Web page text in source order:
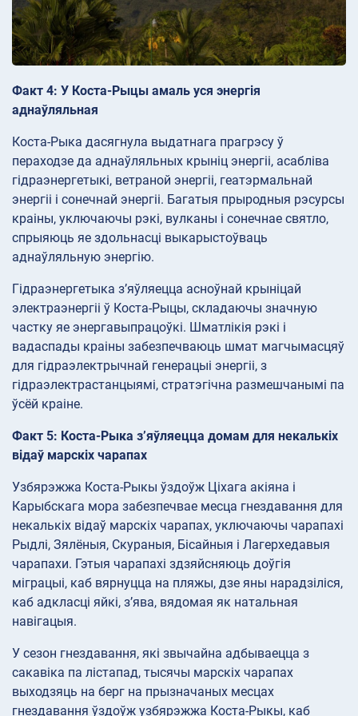
Факт 4: У Коста-Рыцы амаль уся энергія
аднаўляльная
Коста-Рыка дасягнула выдатнага прагрэсу ў
пераходзе да аднаўляльных крыніц энергіі, асабліва
гідраэнергетыкі, ветраной энергіі, геатэрмальнай
энергіі і сонечнай энергіі. Багатыя прыродныя рэсурсы
краіны, уключаючы рэкі, вулканы і сонечнае святло,
спрыяюць яе здольнасці выкарыстоўваць
аднаўляльную энергію.
Гідраэнергетыка з’яўляецца асноўнай крыніцай
электраэнергіі ў Коста-Рыцы, складаючы значную
частку яе энергавыпрацоўкі. Шматлікія рэкі і
вадаспады краіны забезпечваюць шмат магчымасцяў
для гідраэлектрычнай генерацыі энергіі, з
гідраэлектрастанцыямі, стратэгічна размешчанымі па
ўсёй краіне.
Факт 5: Коста-Рыка з’яўляецца домам для некалькіх
відаў марскіх чарапах
Узбярэжжа Коста-Рыкы ўздоўж Ціхага акіяна і
Карыбскага мора забезпечвае месца гнездавання для
некалькіх відаў марскіх чарапах, уключаючы чарапахі
Рыдлі, Зялёныя, Скураныя, Бісайныя і Лагерхедавыя
чарапахи. Гэтыя чарапахі здзяйсняюць доўгія
міграцыі, каб вярнуцца на пляжы, дзе яны нарадзіліся,
каб адкласці яйкі, з’ява, вядомая як натальная
навігацыя.
У сезон гнездавання, які звычайна адбываецца з
сакавіка па лістапад, тысячы марскіх чарапах
выходзяць на берг на прызначаных месцах
гнездавання ўздоўж узбярэжжа Коста-Рыкы, каб